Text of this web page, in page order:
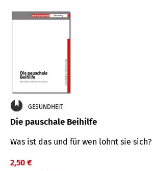
GESUNDHEIT
Die pauschale Beihilfe
Was ist das und für wen lohnt sie sich?
2,50 €